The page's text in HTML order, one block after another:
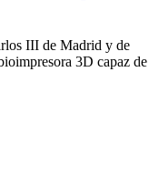
III de Madrid y de
3D capaz de